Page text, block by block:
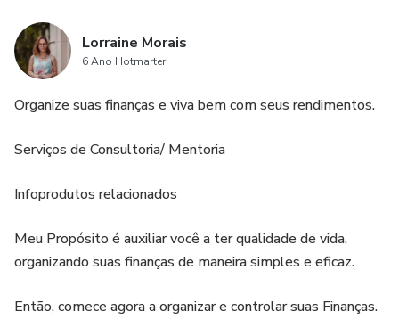
Passo a passo para fazer seu fluxo de caixa;
mais brindes
Lorraine Morais
6 Ano Hotmarter
Organize suas finanças e viva bem com seus rendimentos.
Serviços de Consultoria/ Mentoria
Infoprodutos relacionados
Meu Propósito é auxiliar você a ter qualidade de vida,
organizando suas finanças de maneira simples e eficaz.
Então, comece agora a organizar e controlar suas Finanças.